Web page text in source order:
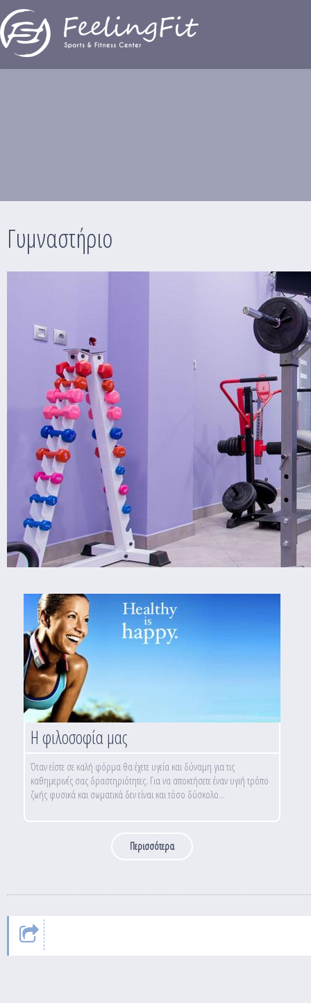
Παράκαμψη προς το κυρίως περιεχόμενο
Γυμναστήριο
Η φιλοσοφία μας
Όταν είστε σε καλή φόρμα θα έχετε υγεία και δύναμη για τις
καθημερινές σας δραστηριότητες. Για να αποκτήσετε έναν υγιή τρόπο
ζωής φυσικά και σωματικά δεν είναι και τόσο δύσκολο...
Περισσότερα